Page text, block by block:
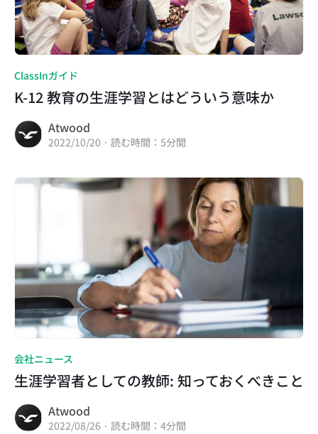
ClassInガイド
K-12 教育の生涯学習とはどういう意味か
Atwood
2022/10/20 · 読む時間：5分間
会社ニュース
生涯学習者としての教師: 知っておくべきこと
Atwood
2022/08/26 · 読む時間：4分間